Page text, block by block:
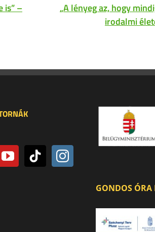
is” –
„A lényeg az, hogy
irodalmi
GONDOS ÓRA